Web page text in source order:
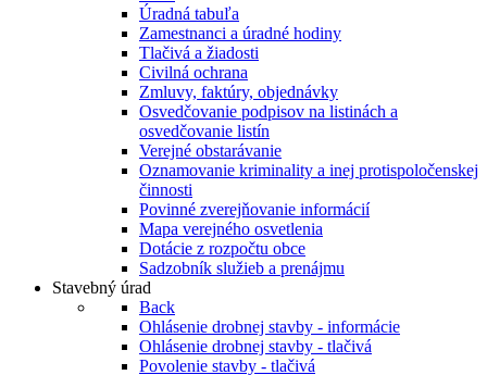
Úradná tabuľa
Zamestnanci a úradné hodiny
Tlačivá a žiadosti
Civilná ochrana
Zmluvy, faktúry, objednávky
Osvedčovanie podpisov na listinách a
osvedčovanie listín
Verejné obstarávanie
Oznamovanie kriminality a inej protispoločenskej
činnosti
Povinné zverejňovanie informácií
Mapa verejného osvetlenia
Dotácie z rozpočtu obce
Sadzobník služieb a prenájmu
Stavebný úrad
Back
Ohlásenie drobnej stavby - informácie
Ohlásenie drobnej stavby - tlačivá
Povolenie stavby - tlačivá